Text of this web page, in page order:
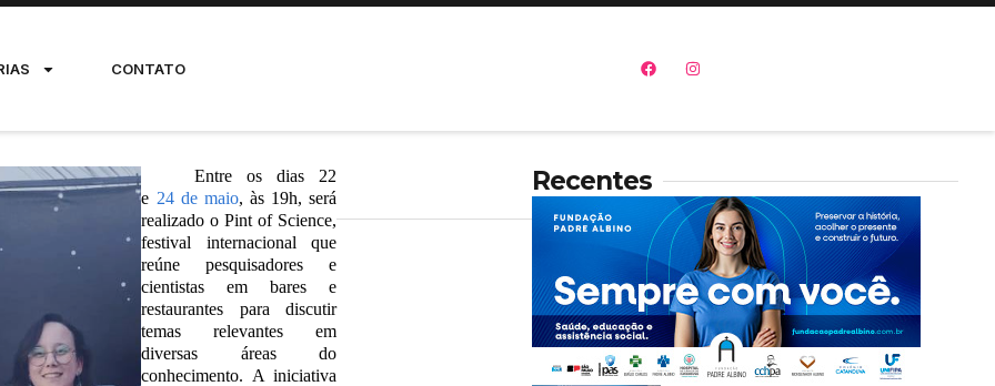
CONTATO
Entre os dias 22
e 24 de maio, às 19h, será
realizado o Pint of Science,
festival internacional que
reúne pesquisadores e
cientistas em bares e
restaurantes para discutir
temas relevantes em
diversas áreas do
conhecimento. A iniciativa
Recentes